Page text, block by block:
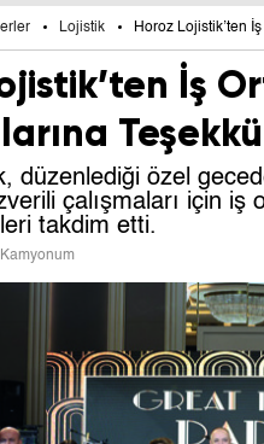
Lojistik Horoz Lojistik’ten
İş
düzenlediği özel
çalışmaları için iş
takdim etti.
| Kamyonum